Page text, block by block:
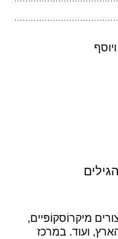
מיקרוֹסקוֹפּיים,
ועוד. במרכז